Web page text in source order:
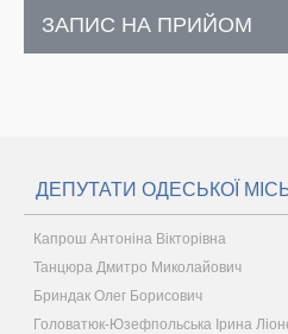
ЗАПИС НА ПРИЙОМ
ДЕПУТАТИ ОДЕСЬКОЇ
Капрош Антоніна Вікторівна
Танцюра Дмитро Миколайович
Бриндак Олег Борисович
Головатюк-Юзефпольська Ірина